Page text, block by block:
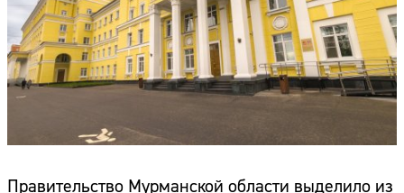
Правительство Мурманской области выделило из